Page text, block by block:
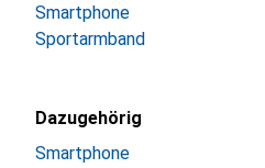
Smartphone
Sportarmband
Dazugehörig
Smartphone